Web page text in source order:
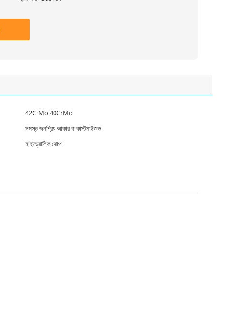
42CrMo 40CrMo
সমস্ত জনপ্রিয় আকার বা কাস্টমাইজড
হাইড্রোলিক ঝোপ